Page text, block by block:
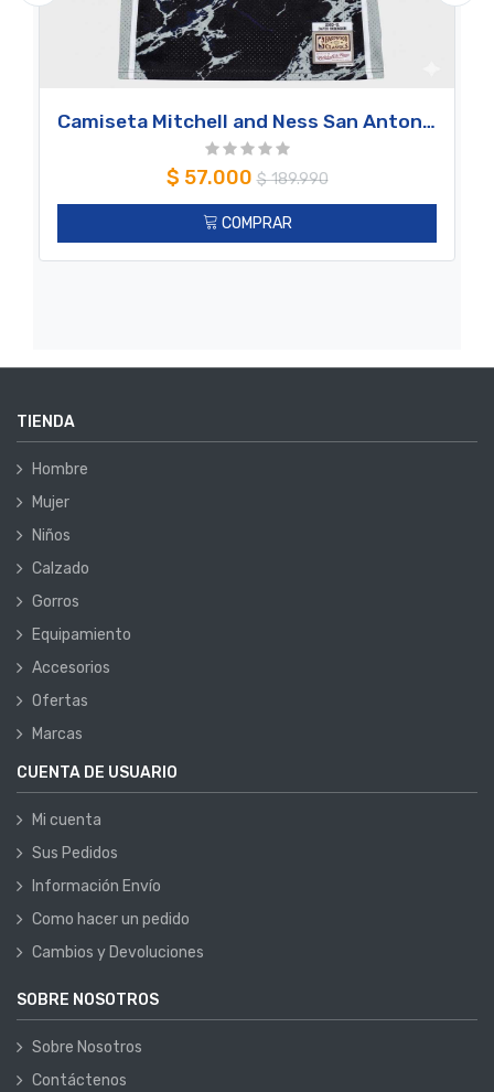
Camiseta Mitchell and Ness San Antonio Spurs David Robinson 50 Marble
$ 57.000 $189.990
COMPRAR
TIENDA
Hombre
Mujer
Niños
Calzado
Gorros
Equipamiento
Accesorios
Ofertas
Marcas
CUENTA DE USUARIO
Mi cuenta
Sus Pedidos
Información Envío
Como hacer un pedido
Cambios y Devoluciones
SOBRE NOSOTROS
Sobre Nosotros
Contáctenos